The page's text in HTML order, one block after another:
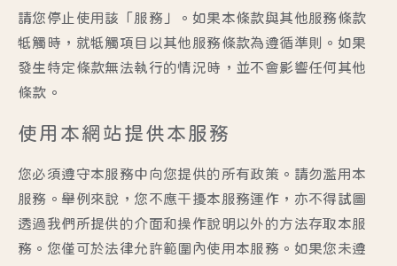
請您停止使用該「服務」。如果本條款與其他服務條款
牴觸時，就牴觸項目以其他服務條款為遵循準則。如果
發生特定條款無法執行的情況時，並不會影響任何其他
條款。
使用本網站提供本服務
您必須遵守本服務中向您提供的所有政策。請勿濫用本
服務。舉例來說，您不應干擾本服務運作，亦不得試圖
透過我們所提供的介面和操作說明以外的方法存取本服
務。您僅可於法律允許範圍內使用本服務。如果您未遵